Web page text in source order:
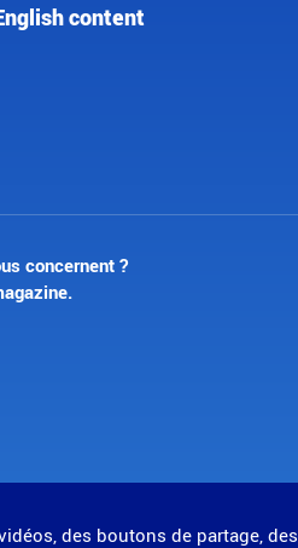
des boutons de partage, des
content
concernent ?